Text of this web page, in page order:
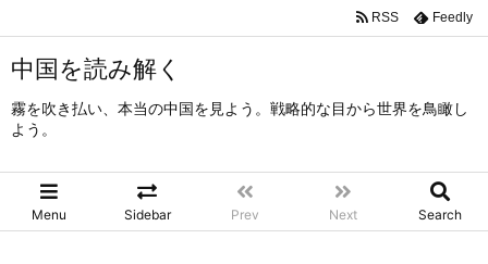
中国を読み解く
霧を吹き払い、本当の中国を見よう。戦略的な目から世界を鳥瞰し
よう。
Menu Sidebar Prev Next Search
RSS Feedly